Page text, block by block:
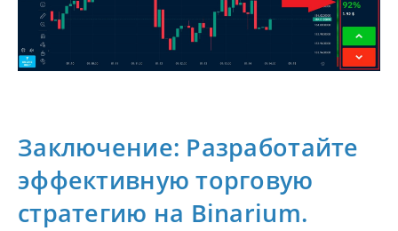
Заключение: Разработайте
эффективную торговую
стратегию на Binarium.